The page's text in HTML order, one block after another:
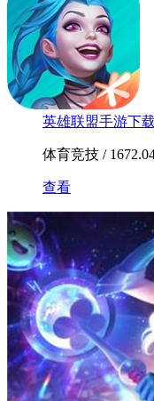
英雄联盟手游下
体育竞技 /
查看